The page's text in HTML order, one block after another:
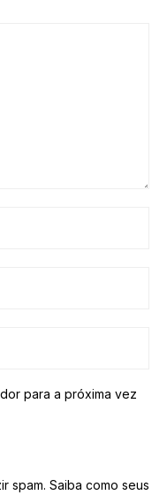
para a próxima vez
spam. Saiba como seus